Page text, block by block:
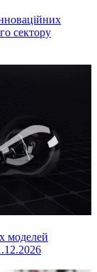
сектору
моделей